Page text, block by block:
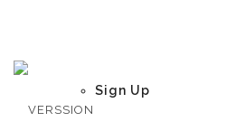
Sign Up